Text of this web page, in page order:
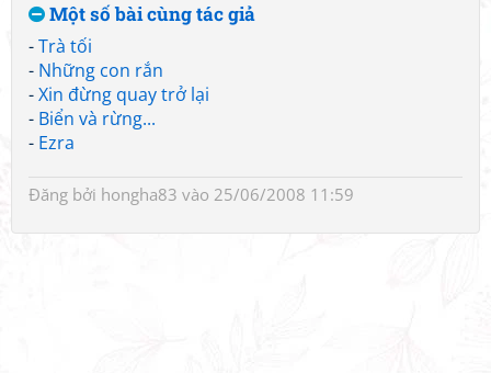
Một số bài cùng tác giả
-Trà tối
- Những con rắn
-Xin đừng quay trở lại
- Biển và rừng...
- Ezra
Đăng bởi hongha83 vào 25/06/2008 11:59